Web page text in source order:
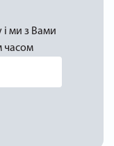
і ми з Вами
часом